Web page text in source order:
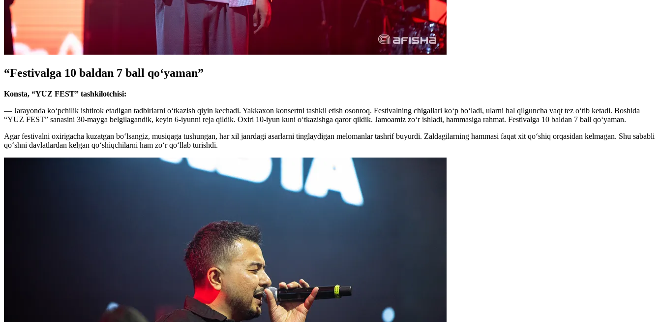
“Festivalga 10 baldan 7 ball qo‘yaman”
Konsta, “YUZ FEST” tashkilotchisi:
— Jarayonda ko‘pchilik ishtirok etadigan tadbirlarni o‘tkazish qiyin kechadi. Yakkaxon konsertni tashkil etish osonroq. Festivalning chigallari ko‘p bo‘ladi, ularni hal qilguncha vaqt tez o‘tib ketadi. Boshida
“YUZ FEST” sanasini 30-mayga belgilagandik, keyin 6-iyunni reja qildik. Oxiri 10-iyun kuni o‘tkazishga qaror qildik. Jamoamiz zo‘r ishladi, hammasiga rahmat. Festivalga 10 baldan 7 ball qo‘yaman.
Agar festivalni oxirigacha kuzatgan bo‘lsangiz, musiqaga tushungan, har xil janrdagi asarlarni tinglaydigan melomanlar tashrif buyurdi. Zaldagilarning hammasi faqat xit qo‘shiq orqasidan kelmagan. Shu sababli
qo‘shni davlatlardan kelgan qo‘shiqchilarni ham zo‘r qo‘llab turishdi.